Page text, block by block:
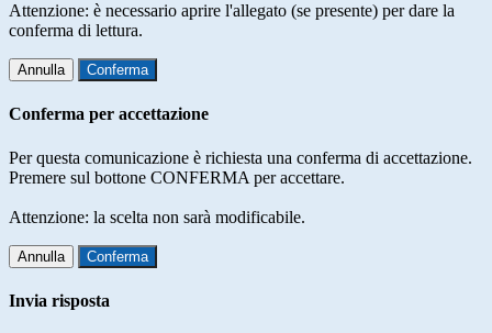
Attenzione: è necessario aprire l'allegato (se presente) per dare la
conferma di lettura.
Annulla Conferma
Conferma per accettazione
Per questa comunicazione è richiesta una conferma di accettazione.
Premere sul bottone CONFERMA per accettare.
Attenzione: la scelta non sarà modificabile.
Annulla Conferma
Invia risposta